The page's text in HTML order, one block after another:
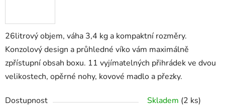
26litrový objem, váha 3,4 kg a kompaktní rozměry.
Konzolový design a průhledné víko vám maximálně
zpřístupní obsah boxu. 11 vyjímatelných přihrádek ve dvou
velikostech, opěrné nohy, kovové madlo a přezky.
Dostupnost Skladem (2 ks)